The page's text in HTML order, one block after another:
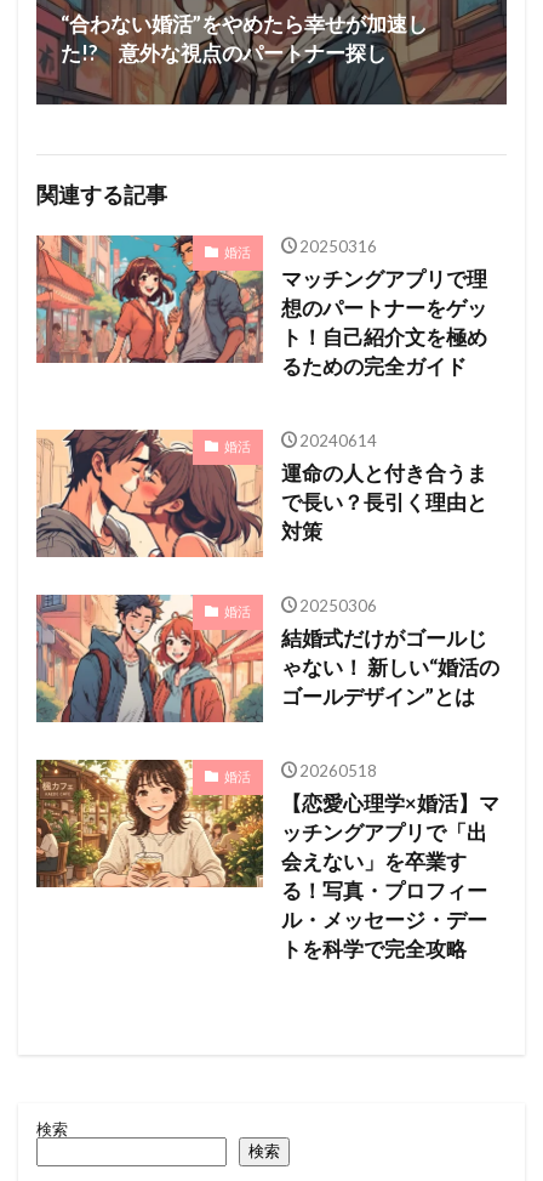
“合わない婚活”をやめたら幸せが加速し
た!? 意外な視点のパートナー探し
関連する記事
婚活 20250316
マッチングアプリで理
想のパートナーをゲッ
ト！自己紹介文を極め
るための完全ガイド
婚活 20240614
運命の人と付き合うま
で長い？長引く理由と
対策
婚活 20250306
結婚式だけがゴールじ
ゃない！ 新しい“婚活の
ゴールデザイン”とは
婚活 20260518
【恋愛心理学×婚活】マ
ッチングアプリで「出
会えない」を卒業す
る！写真・プロフィー
ル・メッセージ・デー
トを科学で完全攻略
検索
検索